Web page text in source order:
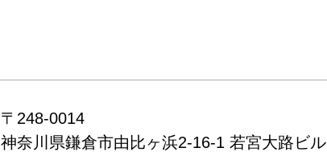
〒 248-0014
神奈川県鎌倉市由比ヶ浜2-16-1 若宮大路ビル